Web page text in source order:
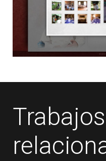
Trabajos